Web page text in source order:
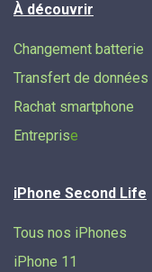
À découvrir
Changement batterie
Transfert de données​
Rachat smartphone
Entreprise
iPhone Second Life
Tous nos iPhones
iPhone 11